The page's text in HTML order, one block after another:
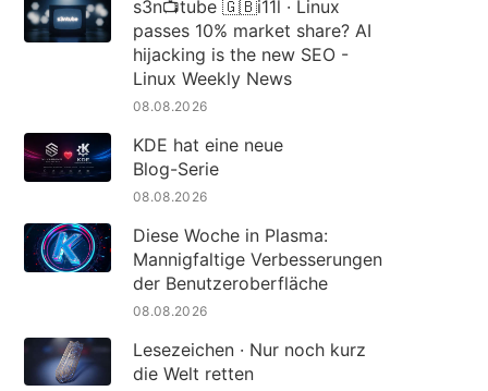
s3n📺tube 🇬🇧i11l · Linux
passes 10% market share? AI
hijacking is the new SEO -
Linux Weekly News
08.08.2026
KDE hat eine neue
Blog-Serie
08.08.2026
Diese Woche in Plasma:
Mannigfaltige Verbesserungen
der Benutzeroberfläche
08.08.2026
Lesezeichen · Nur noch kurz
die Welt retten